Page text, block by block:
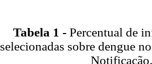
Tabela 1 - Percentual de
selecionadas sobre dengue